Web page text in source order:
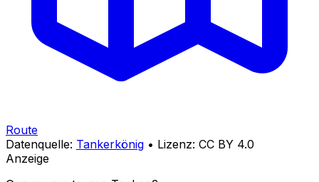
Route
Datenquelle: Tankerkönig • Lizenz: CC BY 4.0
Anzeige